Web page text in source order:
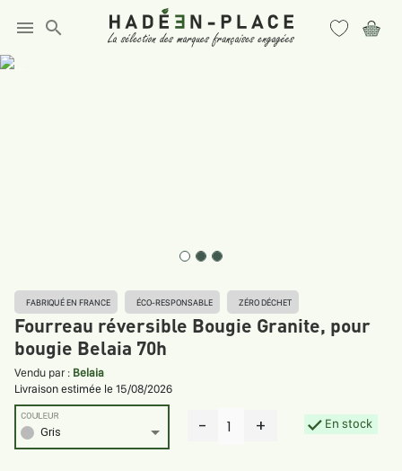
menu search
FABRIQUÉ EN FRANCE ÉCO-RESPONSABLE ZÉRO DÉCHET
Fourreau réversible Bougie Granite, pour
bougie Belaia 70h
Vendu par : Belaia
Livraison estimée le 15/08/2026
Gris
COULEUR - 1 + En stock